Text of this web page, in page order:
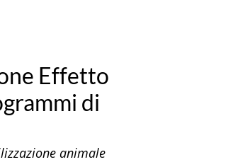
Effetto
di
animale